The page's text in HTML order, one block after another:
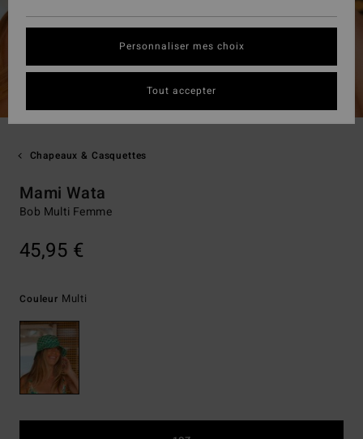
Chapeaux & Casquettes
Mami Wata
Bob Multi Femme
45,95 €
Couleur Multi
Personnaliser mes choix
Tout accepter